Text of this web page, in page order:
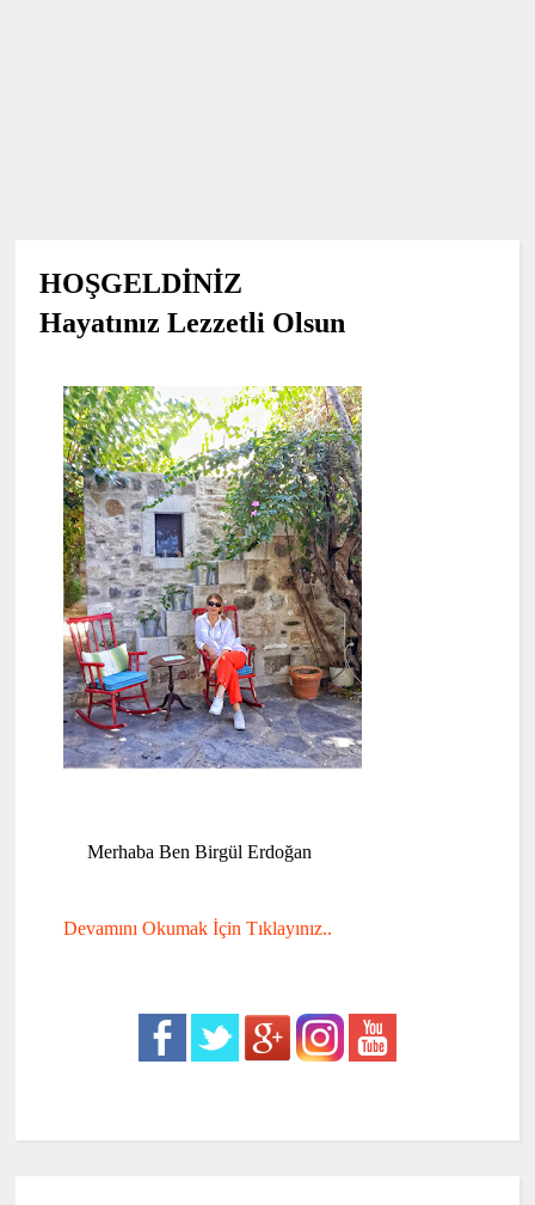
HOŞGELDİNİZ
Hayatınız Lezzetli Olsun
Merhaba Ben Birgül Erdoğan
Devamını Okumak İçin Tıklayınız..